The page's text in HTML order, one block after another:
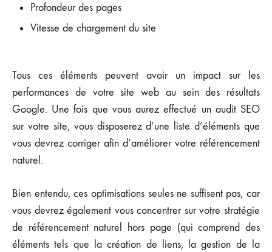
Profondeur des pages
Vitesse de chargement du site
Tous ces éléments peuvent avoir un impact sur les
performances de votre site web au sein des résultats
Google. Une fois que vous aurez effectué un audit SEO
sur votre site, vous disposerez d’une liste d’éléments que
vous devrez corriger afin d’améliorer votre référencement
naturel.
Bien entendu, ces optimisations seules ne suffisent pas, car
vous devrez également vous concentrer sur votre stratégie
de référencement naturel hors page (qui comprend des
éléments tels que la création de liens, la gestion de la